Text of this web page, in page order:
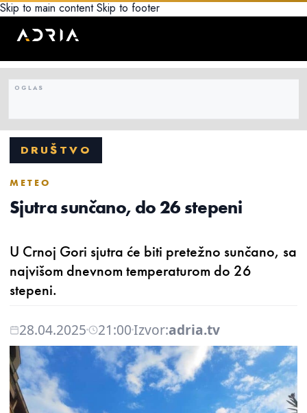
Skip to main content Skip to footer
DRUŠTVO
METEO
Sjutra sunčano, do 26 stepeni
U Crnoj Gori sjutra će biti pretežno sunčano, sa
najvišom dnevnom temperaturom do 26
stepeni.
28.04.2025 21:00Izvor:adria.tv